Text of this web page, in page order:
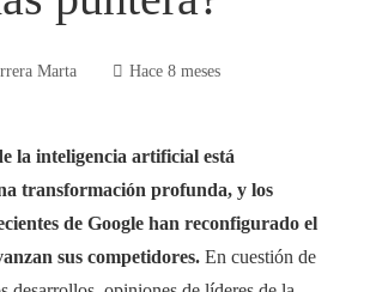
Marta Hace 8 meses
la inteligencia artificial está
transformación profunda, y los
de Google han reconfigurado el
sus competidores. En cuestión de